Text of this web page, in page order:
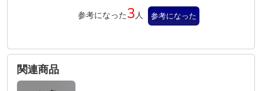
参考になった3人 参考になった
関連商品